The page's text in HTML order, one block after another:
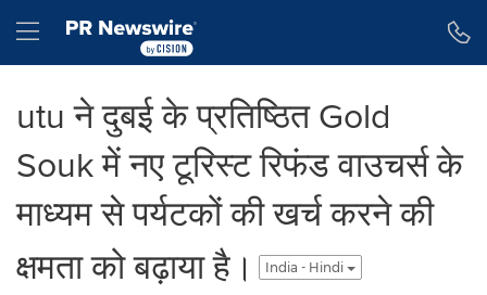
Hamburger menu
utu ने दुबई के प्रतिष्ठित Gold
Souk में नए टूरिस्ट रिफंड वाउचर्स के
माध्यम से पर्यटकों की खर्च करने की
क्षमता को बढ़ाया है।
India - Hindi